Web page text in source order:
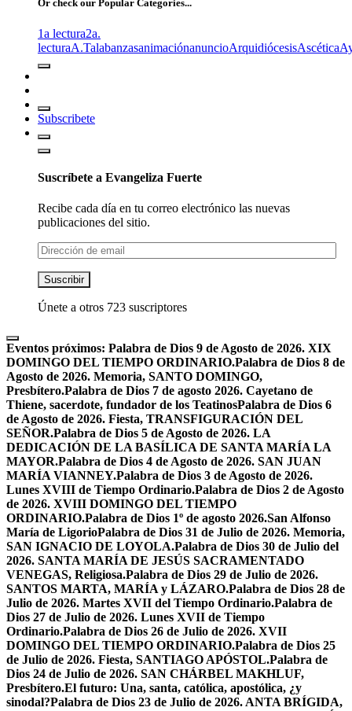
Or check our Popular Categories...
1a lectura2a.
lecturaA.TalabanzasanimaciónanuncioArquidiócesisAscética
Subscribete
Suscríbete a Evangeliza Fuerte
Recibe cada día en tu correo electrónico las nuevas
publicaciones del sitio.
Dirección
de
email
Suscribir
Únete a otros 723 suscriptores
Eventos próximos: Palabra de Dios 9 de Agosto de 2026. XIX
DOMINGO DEL TIEMPO ORDINARIO.Palabra de Dios 8 de
Agosto de 2026. Memoria, SANTO DOMINGO,
Presbítero.Palabra de Dios 7 de agosto 2026. Cayetano de
Thiene, sacerdote, fundador de los TeatinosPalabra de Dios 6
de Agosto de 2026. Fiesta, TRANSFIGURACIÓN DEL
SEÑOR.Palabra de Dios 5 de Agosto de 2026. LA
DEDICACIÓN DE LA BASÍLICA DE SANTA MARÍA LA
MAYOR.Palabra de Dios 4 de Agosto de 2026. SAN JUAN
MARÍA VIANNEY.Palabra de Dios 3 de Agosto de 2026.
Lunes XVIII de Tiempo Ordinario.Palabra de Dios 2 de Agosto
de 2026. XVIII DOMINGO DEL TIEMPO
ORDINARIO.Palabra de Dios 1º de agosto 2026.San Alfonso
María de LigorioPalabra de Dios 31 de Julio de 2026. Memoria,
SAN IGNACIO DE LOYOLA.Palabra de Dios 30 de Julio del
2026. SANTA MARÍA DE JESÚS SACRAMENTADO
VENEGAS, Religiosa.Palabra de Dios 29 de Julio de 2026.
SANTOS MARTA, MARÍA y LÁZARO.Palabra de Dios 28 de
Julio de 2026. Martes XVII del Tiempo Ordinario.Palabra de
Dios 27 de Julio de 2026. Lunes XVII de Tiempo
Ordinario.Palabra de Dios 26 de Julio de 2026. XVII
DOMINGO DEL TIEMPO ORDINARIO.Palabra de Dios 25
de Julio de 2026. Fiesta, SANTIAGO APÓSTOL.Palabra de
Dios 24 de Julio de 2026. SAN CHÁRBEL MAKHLUF,
Presbítero.El futuro: Una, santa, católica, apostólica, ¿y
sinodal?Palabra de Dios 23 de Julio de 2026. ANTA BRÍGIDA,